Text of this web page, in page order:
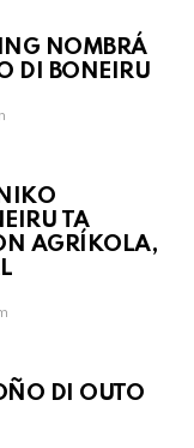
NOMBRÁ
DI BONEIRU
TA
AGRÍKOLA,
DI OUTO